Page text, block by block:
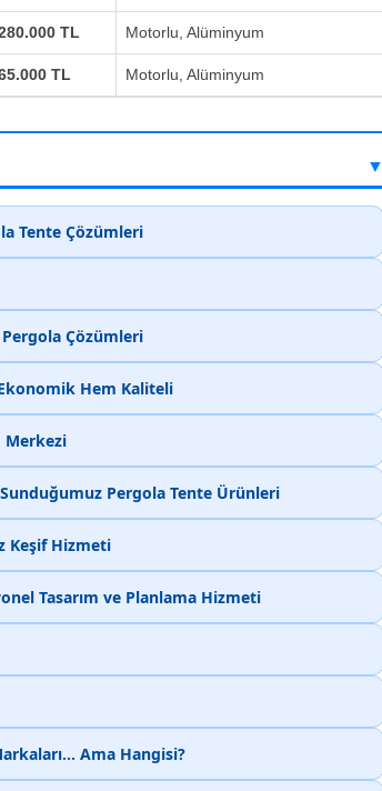
TL Motorlu, Alüminyum
TL Motorlu, Alüminyum
▼
Tente Çözümleri
Çözümleri
Hem Kaliteli
Pergola Tente Ürünleri
Keşif Hizmeti
Tasarım ve Planlama Hizmeti
Ama Hangisi?